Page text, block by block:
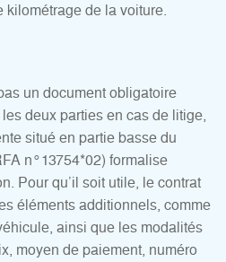
kilométrage de la voiture.
un document obligatoire
deux parties en cas de litige,
situé en partie basse du
n°13754*02) formalise
Pour qu’il soit utile, le contrat
éléments additionnels, comme
ainsi que les modalités
moyen de paiement, numéro